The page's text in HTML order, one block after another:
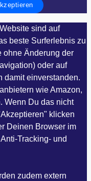
sind auf
beste Surferlebnis zu
ohne Änderung der
oder auf
damit einverstanden.
wie Amazon,
Wenn Du das nicht
klicken
Deinen Browser im
Tracking- und
zudem extern